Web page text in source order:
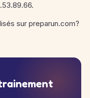
sur preparun.com?